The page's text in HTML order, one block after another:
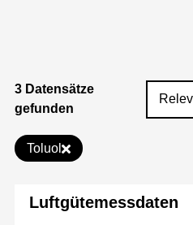
3 Datensätze
gefunden
Toluol
Luftgütemessdaten